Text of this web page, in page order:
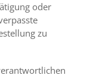
oder
zu